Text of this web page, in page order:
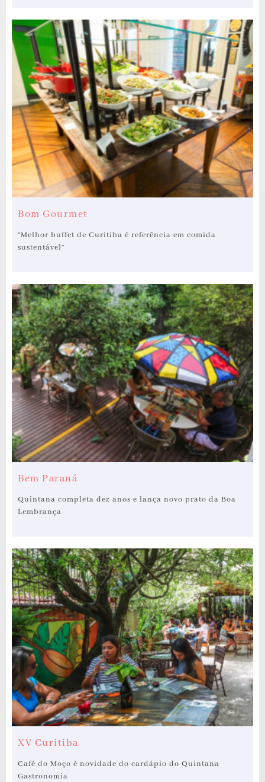
Bom Gourmet
“Melhor buffet de Curitiba é referência em comida
sustentável”
Bem Paraná
Quintana completa dez anos e lança novo prato da Boa
Lembrança
XV Curitiba
Café do Moço é novidade do cardápio do Quintana
Gastronomia